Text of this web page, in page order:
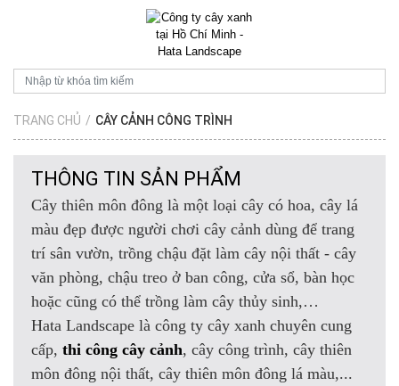
TRANG CHỦ / CÂY CẢNH CÔNG TRÌNH
THÔNG TIN SẢN PHẨM
Cây thiên môn đông là một loại cây có hoa, cây lá
màu đẹp được người chơi cây cảnh dùng để trang
trí sân vườn, trồng chậu đặt làm cây nội thất - cây
văn phòng, chậu treo ở ban công, cửa sổ, bàn học
hoặc cũng có thể trồng làm cây thủy sinh,…
Hata Landscape là công ty cây xanh chuyên cung
cấp, thi công cây cảnh, cây công trình, cây thiên
môn đông nội thất, cây thiên môn đông lá màu,...